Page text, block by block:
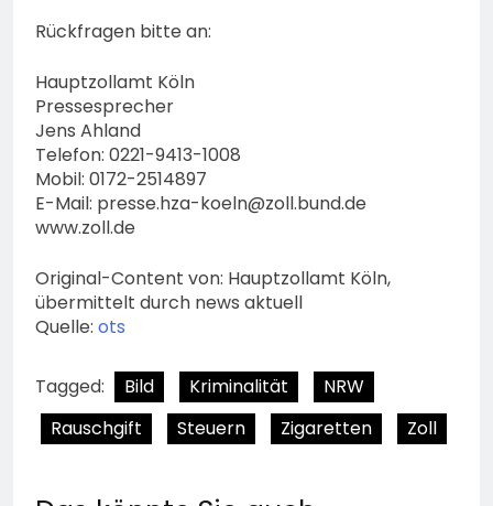
Rückfragen bitte an:
Hauptzollamt Köln
Pressesprecher
Jens Ahland
Telefon: 0221-9413-1008
Mobil: 0172-2514897
E-Mail: presse.hza-koeln@zoll.bund.de
www.zoll.de
Original-Content von: Hauptzollamt Köln,
übermittelt durch news aktuell
Quelle: ots
Tagged: Bild Kriminalität
NRW
Rauschgift
Steuern Zigaretten Zoll